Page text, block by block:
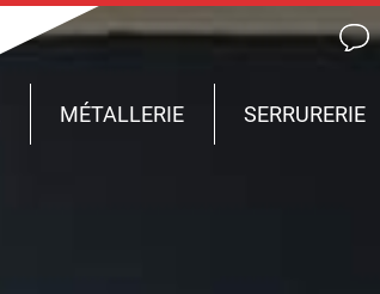
MÉTALLERIE SERRURERIE